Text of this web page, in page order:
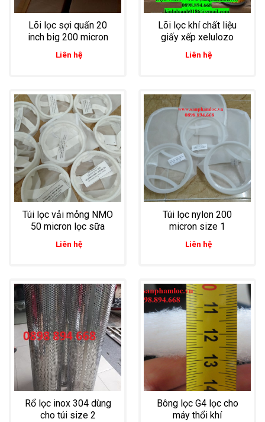
Lõi lọc sợi quấn 20
inch big 200 micron
Liên hệ
Lõi lọc khí chất liệu
giấy xếp xelulozo
Liên hệ
Túi lọc vải mỏng NMO
50 micron lọc sữa
Liên hệ
Túi lọc nylon 200
micron size 1
Liên hệ
Rổ lọc inox 304 dùng
cho túi size 2
Bông lọc G4 lọc cho
máy thổi khí